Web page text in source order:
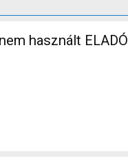
nem használt ELADÓ